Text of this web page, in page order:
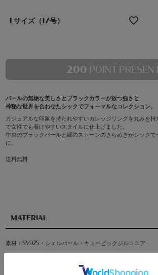
Lサイズ（17号）
200 POINT
パールの無垢な美しさとブラックカラーが放つ強さと
神秘な世界を合わせたシックでフォーマルなコレクション。
カジュアルな印象を持たれやすいカレッジリングを丸みを
で女性でも着けやすいスタイルに仕上げました。
中央のブラックパールと縁のストーンのきらめきがシックで
に。
送料無料
MATERIAL
素材：SV925・シェルパール・キュービックジルコニア